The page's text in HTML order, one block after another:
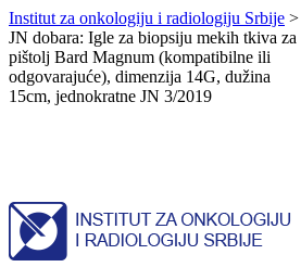
Institut za onkologiju i radiologiju Srbije >
JN dobara: Igle za biopsiju mekih tkiva za
pištolj Bard Magnum (kompatibilne ili
odgovarajuće), dimenzija 14G, dužina
15cm, jednokratne JN 3/2019